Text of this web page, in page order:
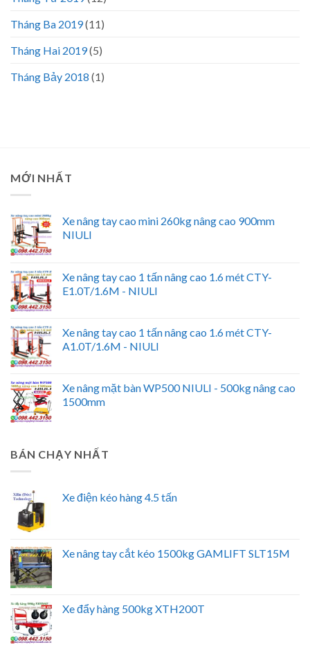
Tháng Ba 2019(11)
Tháng Hai 2019(5)
Tháng Bảy 2018 (1)
MỚI NHẤT
Xe nâng tay cao mini 260kg nâng cao 900mm
NIULI
Xe nâng tay cao 1 tấn nâng cao 1.6 mét CTY-
E1.0T/1.6M - NIULI
Xe nâng tay cao 1 tấn nâng cao 1.6 mét CTY-
A1.0T/1.6M - NIULI
Xe nâng mặt bàn WP500 NIULI - 500kg nâng cao
1500mm
BÁN CHẠY NHẤT
Xe điện kéo hàng 4.5 tấn
Xe nâng tay cắt kéo 1500kg GAMLIFT SLT15M
Xe đẩy hàng 500kg XTH200T